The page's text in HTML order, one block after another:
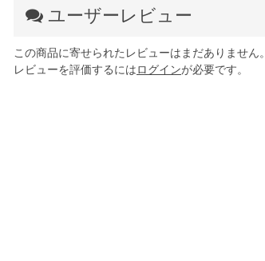
ユーザーレビュー
この商品に寄せられたレビューはまだありません。
レビューを評価するにはログインが必要です。